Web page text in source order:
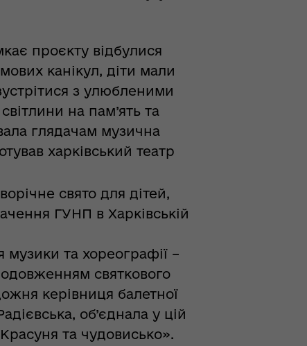
проєкту відбулися
канікул, діти мали
з улюбленими
на пам’ять та
глядачам музична
харківський театр
свято для дітей,
ГУНП в Харківській
музики та хореографії –
святкового
керівниця балетної
об’єднала у цій
та чудовисько».